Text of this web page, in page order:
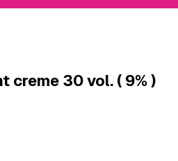
creme 30 vol. ( 9% )